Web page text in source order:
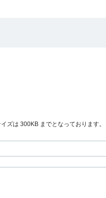
ズは 300KB までとなっております。